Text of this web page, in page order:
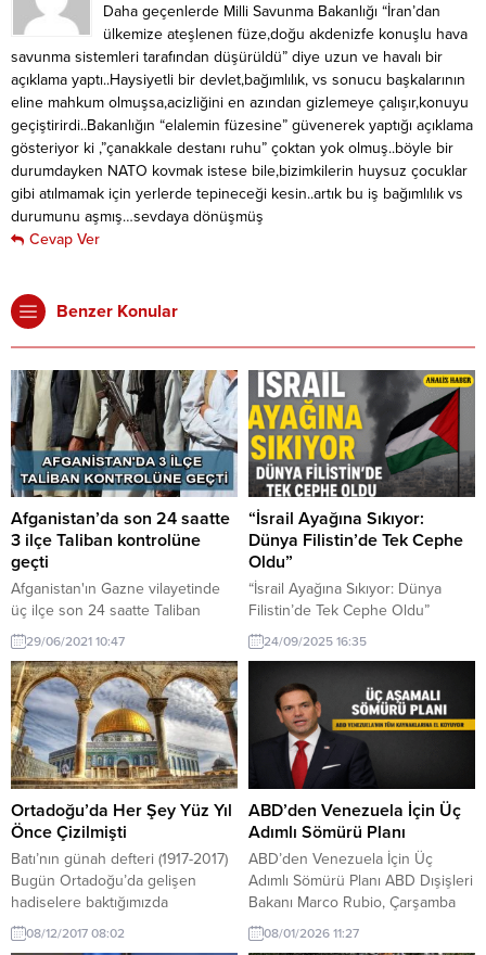
Daha geçenlerde Milli Savunma Bakanlığı “İran’dan
ülkemize ateşlenen füze,doğu akdenizfe konuşlu hava
savunma sistemleri tarafından düşürüldü” diye uzun ve havalı bir
açıklama yaptı..Haysiyetli bir devlet,bağımlılık, vs sonucu başkalarının
eline mahkum olmuşsa,acizliğini en azından gizlemeye çalışır,konuyu
geçiştirirdi..Bakanlığın “elalemin füzesine” güvenerek yaptığı açıklama
gösteriyor ki ,”çanakkale destanı ruhu” çoktan yok olmuş..böyle bir
durumdayken NATO kovmak istese bile,bizimkilerin huysuz çocuklar
gibi atılmamak için yerlerde tepineceği kesin..artık bu iş bağımlılık vs
durumunu aşmış…sevdaya dönüşmüş
Cevap Ver
Benzer Konular
Afganistan’da son 24 saatte
3 ilçe Taliban kontrolüne
geçti
Afganistan'ın Gazne vilayetinde
üç ilçe son 24 saatte Taliban
kontrolüne geçti.
29/06/2021 10:47
“İsrail Ayağına Sıkıyor:
Dünya Filistin’de Tek Cephe
Oldu”
“İsrail Ayağına Sıkıyor: Dünya
Filistin’de Tek Cephe Oldu”
Dünden bu yana 11 ülke daha
Filistin’i devlet olarak tanıdı.
açıklamasının hemen ardından
İsrail, Paris yönetimini tehdit
etmeye kalkıştı. Ancak bu
tehditkâr dil, İsrail’in artık
çaresizlik girdabına saplandığını,
her hamlesiyle daha da
yalnızlaştığını ortaya koyuyor. Bu
sabah Gazze’ye insani...
24/09/2025 16:35
Ortadoğu’da Her Şey Yüz Yıl
Önce Çizilmişti
Batı’nın günah defteri (1917-2017)
Bugün Ortadoğu’da gelişen
hadiselere baktığımızda
medeniyetlerin beşiği kabul
edilen bu coğrafyada büyük bir
08/12/2017 08:02
ABD’den Venezuela İçin Üç
Adımlı Sömürü Planı
ABD’den Venezuela İçin Üç
Adımlı Sömürü Planı ABD Dışişleri
Bakanı Marco Rubio, Çarşamba
günü açıkladığı üç aşamalı planla
Venezuela üzerindeki Amerikan
08/01/2026 11:27